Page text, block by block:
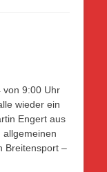
von 9:00 Uhr
wieder ein
Engert aus
allgemeinen
Breitensport –